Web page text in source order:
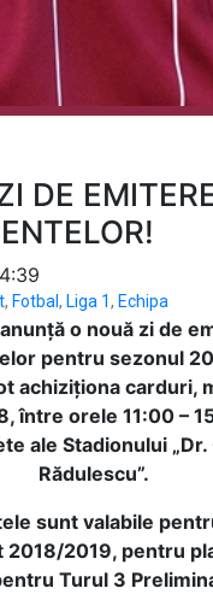
DE
, Fotbal , Liga 1, Echipa
o nouă zi de
pentru sezonul
achiziționa carduri,
între orele 11:00 –
ale Stadionului
Rădulescu”.
sunt valabile
2018/2019, pentru
Turul 3